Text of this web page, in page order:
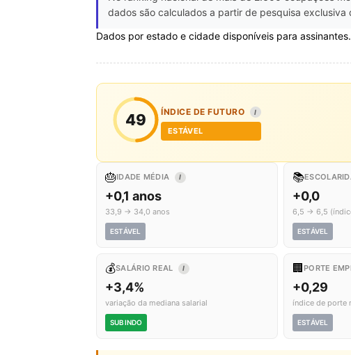
dados são calculados a partir de pesquisa exclusiva
Dados por estado e cidade disponíveis para assinantes.
49 ÍNDICE DE FUTURO I
ESTÁVEL
🎂IDADE MÉDIA I
+0,1 anos
33,9 → 34,0 anos
ESTÁVEL
📚
+0,0
6,5 → 6,5
ESTÁVEL
💰SALÁRIO REAL I
+3,4%
variação da mediana salarial
SUBINDO
🏢 PORTE
+0,29
índice de porte
ESTÁVEL